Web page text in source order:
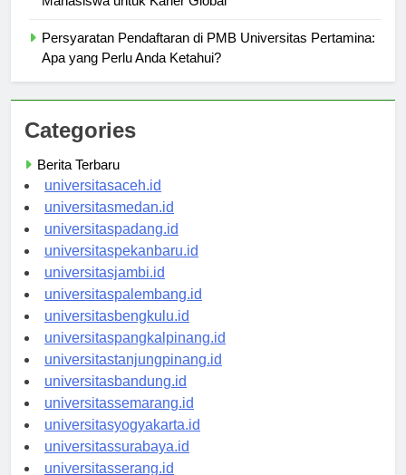
Persyaratan Pendaftaran di PMB Universitas Pertamina:
Categories
Berita Terbaru
universitasaceh.id
universitasmedan.id
universitaspadang.id
universitaspekanbaru.id
universitasjambi.id
universitaspalembang.id
universitasbengkulu.id
universitaspangkalpinang.id
universitastanjungpinang.id
universitasbandung.id
universitassemarang.id
universitasyogyakarta.id
universitassurabaya.id